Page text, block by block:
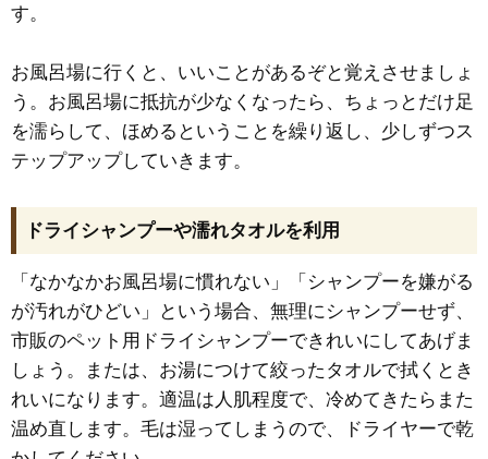
す。
お風呂場に行くと、いいことがあるぞと覚えさせましょ
う。お風呂場に抵抗が少なくなったら、ちょっとだけ足
を濡らして、ほめるということを繰り返し、少しずつス
テップアップしていきます。
ドライシャンプーや濡れタオルを利用
「なかなかお風呂場に慣れない」「シャンプーを嫌がる
が汚れがひどい」という場合、無理にシャンプーせず、
市販のペット用ドライシャンプーできれいにしてあげま
しょう。または、お湯につけて絞ったタオルで拭くとき
れいになります。適温は人肌程度で、冷めてきたらまた
温め直します。毛は湿ってしまうので、ドライヤーで乾